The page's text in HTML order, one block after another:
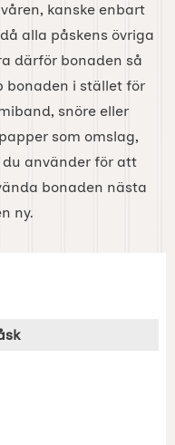
kanske enbart
alla påskens övriga
därför bonaden så
bonaden i stället för
snöre eller
som omslag,
använder för att
bonaden nästa
ny.